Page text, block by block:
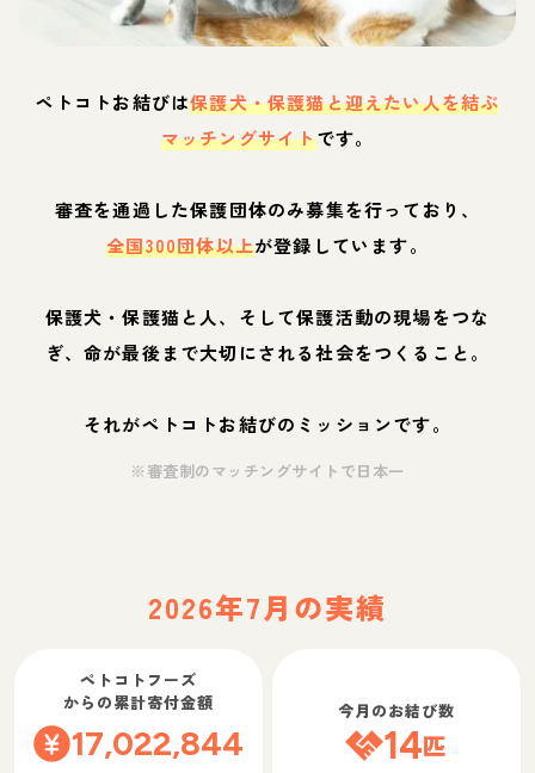
ペトコトお結びは保護犬・保護猫と迎えたい人を結ぶ
マッチングサイトです。
審査を通過した保護団体のみ募集を行っており、
全国300団体以上が登録しています。
保護犬・保護猫と人、そして保護活動の現場をつな
ぎ、命が最後まで大切にされる社会をつくること。
それがペトコトお結びのミッションです。
※審査制のマッチングサイトで日本一
2026年7月の実績
ペトコトフーズ
からの累計寄付金額
17,022,844
今月のお結び数
14匹